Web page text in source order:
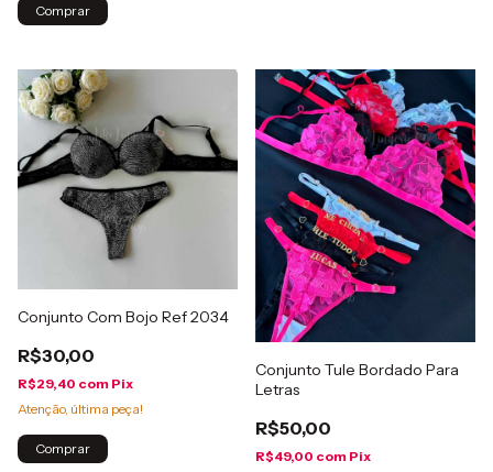
Comprar
Conjunto Com Bojo Ref 2034
R$30,00
R$29,40 com Pix
Atenção, última peça!
Comprar
Conjunto Tule Bordado Para
Letras
R$50,00
R$49,00 com Pix